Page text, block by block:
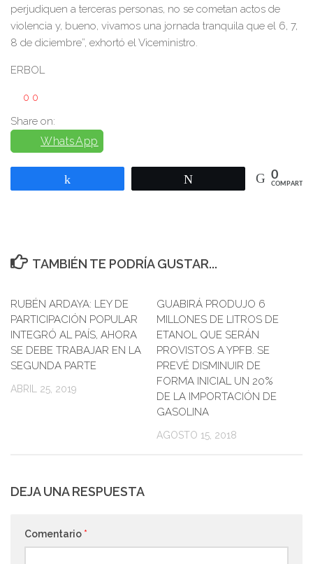
perjudiquen a terceras personas, no se cometan actos de
violencia y, bueno, vivamos una jornada tranquila que el 6, 7,
8 de diciembre”, exhortó el Viceministro.
ERBOL
0 0
Share on:
WhatsApp
0
COMPARTIR
TAMBIÉN TE PODRÍA GUSTAR...
RUBÉN ARDAYA: LEY DE
PARTICIPACIÓN POPULAR
INTEGRÓ AL PAÍS, AHORA
SE DEBE TRABAJAR EN LA
SEGUNDA PARTE
ABRIL 25, 2019
GUABIRÁ PRODUJO 6
MILLONES DE LITROS DE
ETANOL QUE SERÁN
PROVISTOS A YPFB. SE
PREVÉ DISMINUIR DE
FORMA INICIAL UN 20%
DE LA IMPORTACIÓN DE
GASOLINA
AGOSTO 15, 2018
DEJA UNA RESPUESTA
Comentario *